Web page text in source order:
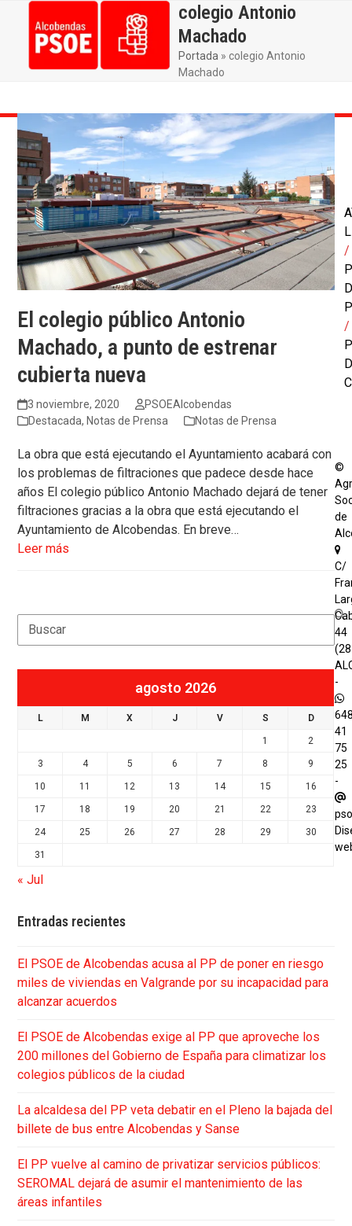
contentmobile
menu
mobile
menu
colegio Antonio
Machado
Portada » colegio Antonio
Machado
El colegio público Antonio
Machado, a punto de estrenar
cubierta nueva
3 noviembre, 2020
PSOEAlcobendas
Destacada, Notas de Prensa Notas de Prensa
La obra que está ejecutando el Ayuntamiento acabará con
los problemas de filtraciones que padece desde hace
años El colegio público Antonio Machado dejará de tener
filtraciones gracias a la obra que está ejecutando el
Ayuntamiento de Alcobendas. En breve…
Leer más
Search
agosto 2026
L M X J V S D
1 2
3 4 5 6 7 8 9
10 11 12 13 14 15 16
17 18 19 20 21 22 23
24 25 26 27 28 29 30
31
« Jul
Entradas recientes
El PSOE de Alcobendas acusa al PP de poner en riesgo
miles de viviendas en Valgrande por su incapacidad para
alcanzar acuerdos
El PSOE de Alcobendas exige al PP que aproveche los
200 millones del Gobierno de España para climatizar los
colegios públicos de la ciudad
La alcaldesa del PP veta debatir en el Pleno la bajada del
billete de bus entre Alcobendas y Sanse
El PP vuelve al camino de privatizar servicios públicos:
SEROMAL dejará de asumir el mantenimiento de las
áreas infantiles
/
/
©
de
C/
44
-
41
75
25
-